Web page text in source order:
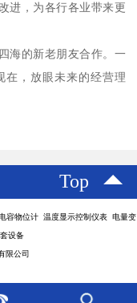
进，为各行各业带来更
海的新老朋友合作。一
在，放眼未来的经营理
Top
容物位计 温度显示控制仪表 电量变
设备
限公司